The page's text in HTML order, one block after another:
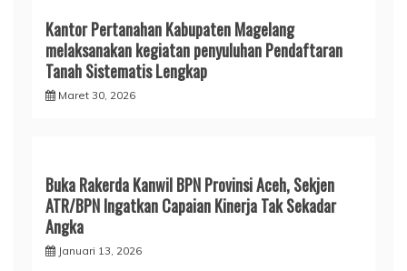
Kantor Pertanahan Kabupaten Magelang
melaksanakan kegiatan penyuluhan Pendaftaran
Tanah Sistematis Lengkap
Maret 30, 2026
Buka Rakerda Kanwil BPN Provinsi Aceh, Sekjen
ATR/BPN Ingatkan Capaian Kinerja Tak Sekadar
Angka
Januari 13, 2026